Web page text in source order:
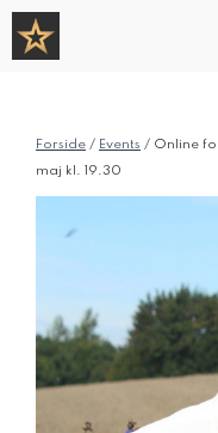
Hop
indhold
Forside / Events / Online
maj kl. 19.30